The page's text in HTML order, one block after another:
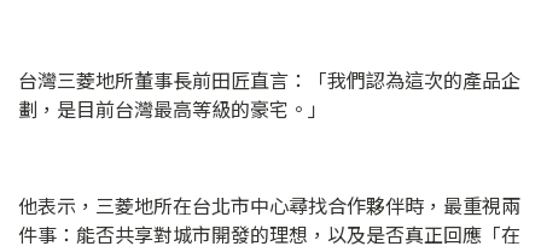
台灣三菱地所董事長前田匠直言：「我們認為這次的產品企
劃，是目前台灣最高等級的豪宅。」
他表示，三菱地所在台北市中心尋找合作夥伴時，最重視兩
件事：能否共享對城市開發的理想，以及是否真正回應「在